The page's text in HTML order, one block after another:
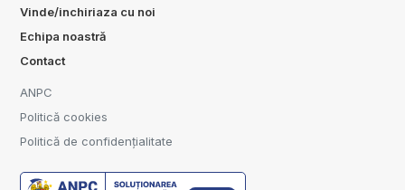
Vinde/inchiriaza cu noi
Echipa noastră
Contact
ANPC
Politică cookies
Politică de confidențialitate